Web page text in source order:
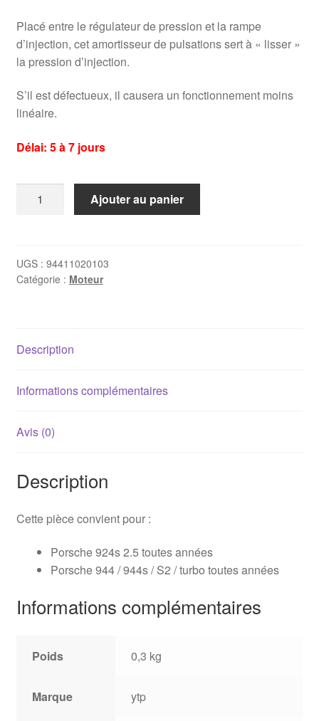
Placé entre le régulateur de pression et la rampe
d’injection, cet amortisseur de pulsations sert à « lisser »
la pression d’injection.
S’il est défectueux, il causera un fonctionnement moins
linéaire.
Délai: 5 à 7 jours
pulsations
Porsche
Ajouter au panier
UGS : 94411020103
Catégorie : Moteur
Description
Informations complémentaires
Avis (0)
Description
Cette pièce convient pour :
Porsche 924s 2.5 toutes années
Porsche 944 / 944s / S2 / turbo toutes années
Informations complémentaires
Poids 0,3 kg
Marque ytp